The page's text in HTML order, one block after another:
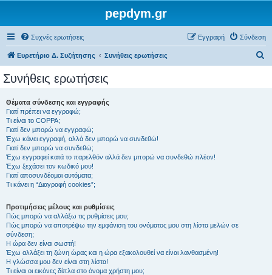
pepdym.gr
Συχνές ερωτήσεις Σύνδεση
Εγγραφή
Ευρετήριο Δ. Συζήτησης Συνήθεις ερωτήσεις
Συνήθεις ερωτήσεις
Θέματα σύνδεσης και εγγραφής
Γιατί πρέπει να εγγραφώ;
Τι είναι το COPPA;
Γιατί δεν μπορώ να εγγραφώ;
Έχω κάνει εγγραφή, αλλά δεν μπορώ να συνδεθώ!
Γιατί δεν μπορώ να συνδεθώ;
Έχω εγγραφεί κατά το παρελθόν αλλά δεν μπορώ να συνδεθώ πλέον!
Έχω ξεχάσει τον κωδικό μου!
Γιατί αποσυνδέομαι αυτόματα;
Τι κάνει η “Διαγραφή cookies”;
Προτιμήσεις μέλους και ρυθμίσεις
Πώς μπορώ να αλλάξω τις ρυθμίσεις μου;
Πώς μπορώ να αποτρέψω την εμφάνιση του ονόματος μου στη λίστα μελών σε
σύνδεση;
Η ώρα δεν είναι σωστή!
Έχω αλλάξει τη ζώνη ώρας και η ώρα εξακολουθεί να είναι λανθασμένη!
Η γλώσσα μου δεν είναι στη λίστα!
Τι είναι οι εικόνες δίπλα στο όνομα χρήστη μου;